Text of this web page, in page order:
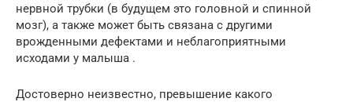
нервной трубки (в будущем это головной и спинной
мозг), а также может быть связана с другими
врожденными дефектами и неблагоприятными
исходами у малыша .
Достоверно неизвестно, превышение какого